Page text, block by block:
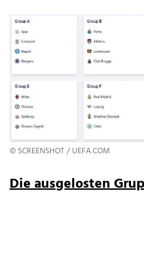
© SCREENSHOT / UEFA.COM
Die ausgelosten